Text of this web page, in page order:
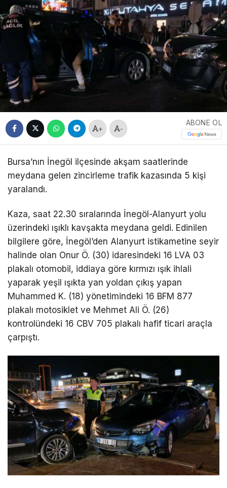
+ -
ABONE OL
Bursa’nın İnegöl ilçesinde akşam saatlerinde
meydana gelen zincirleme trafik kazasında 5 kişi
yaralandı.
Kaza, saat 22.30 sıralarında İnegöl-Alanyurt yolu
üzerindeki ışıklı kavşakta meydana geldi. Edinilen
bilgilere göre, İnegöl’den Alanyurt istikametine seyir
halinde olan Onur Ö. (30) idaresindeki 16 LVA 03
plakalı otomobil, iddiaya göre kırmızı ışık ihlali
yaparak yeşil ışıkta yan yoldan çıkış yapan
Muhammed K. (18) yönetimindeki 16 BFM 877
plakalı motosiklet ve Mehmet Ali Ö. (26)
kontrolündeki 16 CBV 705 plakalı hafif ticari araçla
çarpıştı.